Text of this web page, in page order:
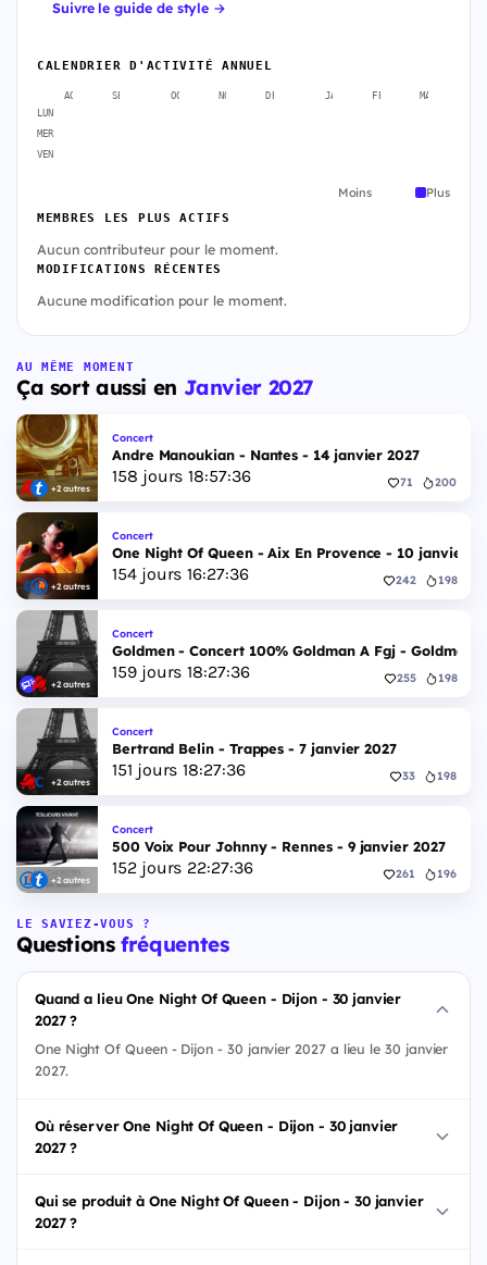
Suivre le guide de style →
CALENDRIER D'ACTIVITÉ ANNUEL
AOÛT SEPT. OCT. NOV. DÉC. JANV. FÉVR. MARS
LUN
MER
VEN
Moins Plus
MEMBRES LES PLUS ACTIFS
Aucun contributeur pour le moment.
MODIFICATIONS RÉCENTES
Aucune modification pour le moment.
AU MÊME MOMENT
Ça sort aussi en Janvier 2027
+2 autres
Concert
Andre Manoukian - Nantes - 14 janvier 2027
158 jours 18:57:35 71 200
+2 autres
Concert
One Night Of Queen - Aix En Provence - 10 janvier
154jours 16:27:35 242 198
+2 autres
Concert
Goldmen - Concert 100% Goldman A Fgj - Goldmen
159jours 18:27:35 255 198
+2 autres
Concert
Bertrand Belin - Trappes - 7 janvier 2027
151 jours 18:27:35 33 198
+2 autres
Concert
500 Voix Pour Johnny - Rennes - 9 janvier 2027
152jours 22:27:35 261 196
LE SAVIEZ-VOUS ?
Questionsfréquentes
Quand a lieu One Night Of Queen - Dijon - 30 janvier
2027 ?
One Night Of Queen - Dijon - 30 janvier 2027 a lieu le 30 janvier
2027.
Où réserver One Night Of Queen - Dijon - 30 janvier
2027 ?
Qui se produit à One Night Of Queen - Dijon - 30 janvier
2027 ?